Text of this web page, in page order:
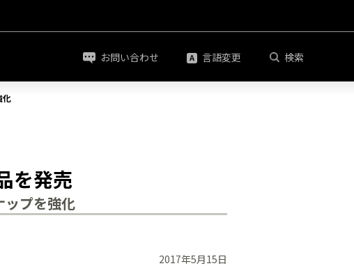
検索
お問い合わせ 言語変更
化
を発売
ップを強化
2017年5月15日